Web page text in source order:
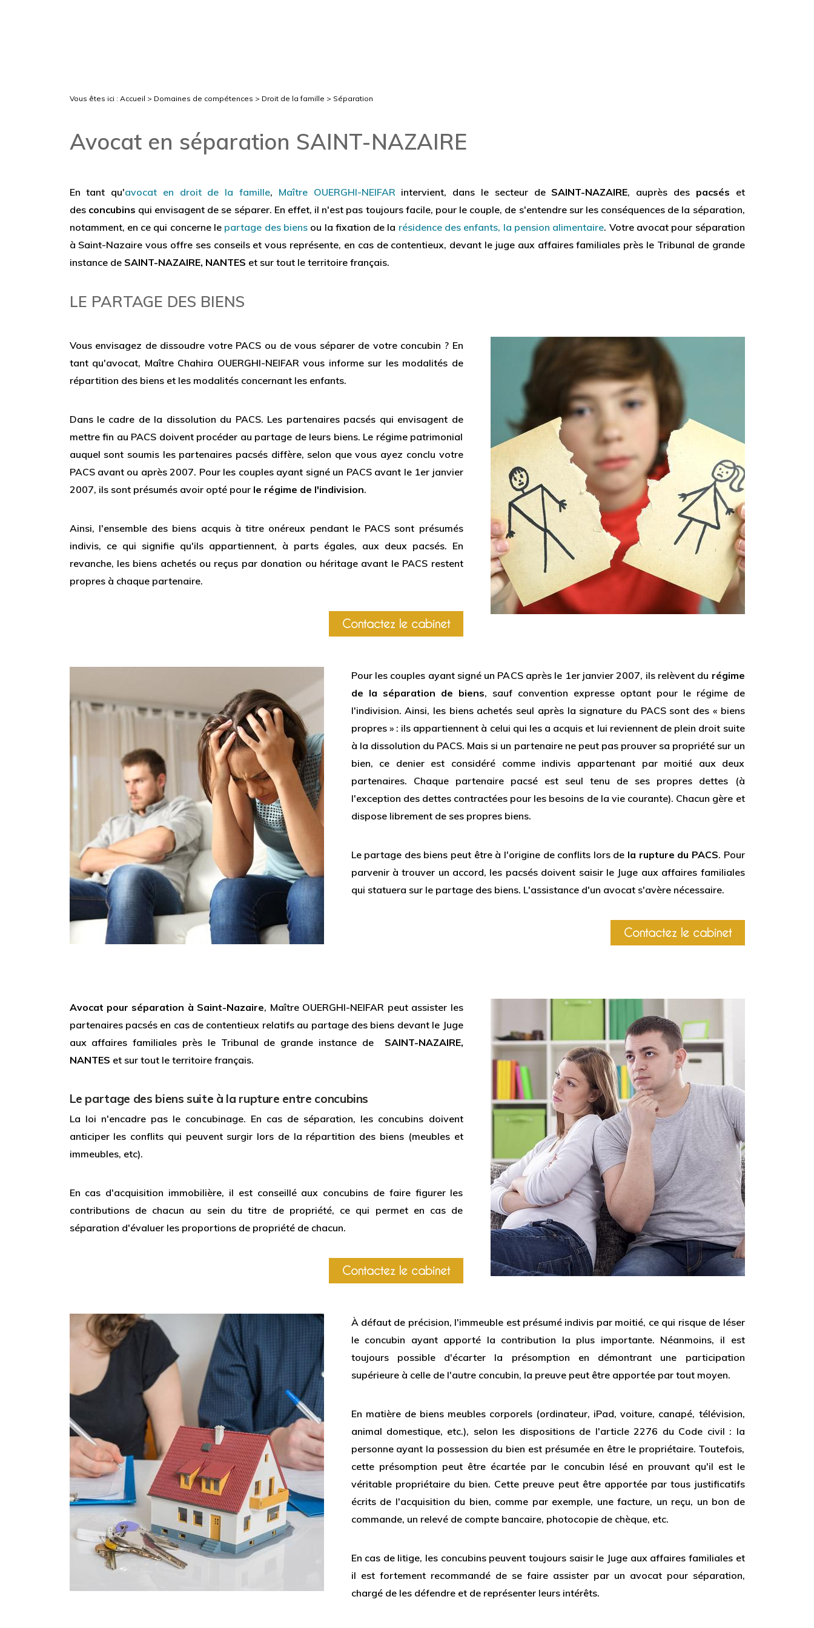
Vous êtes ici : Accueil > Domaines de compétences > Droit de la famille > Séparation
Avocat en séparation SAINT-NAZAIRE
En tant qu'avocat en droit de la famille, Maître OUERGHI-NEIFAR intervient, dans le secteur de SAINT-NAZAIRE, auprès des pacsés et
des concubins qui envisagent de se séparer. En effet, il n'est pas toujours facile, pour le couple, de s'entendre sur les conséquences de la séparation,
notamment, en ce qui concerne le partage des biensou la fixation de la résidence des enfants, la pension alimentaire. Votre avocat pour séparation
à Saint-Nazaire vous offre ses conseils et vous représente, en cas de contentieux, devant le juge aux affaires familiales près le Tribunal de grande
instance de SAINT-NAZAIRE, NANTES et sur tout le territoire français.
LE PARTAGE DES BIENS
Vous envisagez de dissoudre votre PACS ou de vous séparer de votre concubin ? En
tant qu'avocat, Maître Chahira OUERGHI-NEIFAR vous informe sur les modalités de
répartition des biens et les modalités concernant les enfants.
Dans le cadre de la dissolution du PACS. Les partenaires pacsés qui envisagent de
mettre fin au PACS doivent procéder au partage de leurs biens. Le régime patrimonial
auquel sont soumis les partenaires pacsés diffère, selon que vous ayez conclu votre
PACS avant ou après 2007. Pour les couples ayant signé un PACS avant le 1er janvier
2007, ils sont présumés avoir opté pour le régime de l'indivision.
Ainsi, l'ensemble des biens acquis à titre onéreux pendant le PACS sont présumés
indivis, ce qui signifie qu'ils appartiennent, à parts égales, aux deux pacsés. En
revanche, les biens achetés ou reçus par donation ou héritage avant le PACS restent
propres à chaque partenaire.
Contactez le cabinet
Pour les couples ayant signé un PACS après le 1er janvier 2007, ils relèvent du régime
de la séparation de biens, sauf convention expresse optant pour le régime de
l'indivision. Ainsi, les biens achetés seul après la signature du PACS sont des « biens
propres » : ils appartiennent à celui qui les a acquis et lui reviennent de plein droit suite
à la dissolution du PACS. Mais si un partenaire ne peut pas prouver sa propriété sur un
bien, ce denier est considéré comme indivis appartenant par moitié aux deux
partenaires. Chaque partenaire pacsé est seul tenu de ses propres dettes (à
l'exception des dettes contractées pour les besoins de la vie courante). Chacun gère et
dispose librement de ses propres biens.
Le partage des biens peut être à l'origine de conflits lors de la rupture du PACS. Pour
parvenir à trouver un accord, les pacsés doivent saisir le Juge aux affaires familiales
qui statuera sur le partage des biens. L'assistance d'un avocat s'avère nécessaire.
Contactez le cabinet
Avocat pour séparation à Saint-Nazaire, Maître OUERGHI-NEIFAR peut assister les
partenaires pacsés en cas de contentieux relatifs au partage des biens devant le Juge
aux affaires familiales près le Tribunal de grande instance de
SAINT-NAZAIRE,
NANTES et sur tout le territoire français.
Le partage des biens suite à la rupture entre concubins
La loi n'encadre pas le concubinage. En cas de séparation, les concubins doivent
anticiper les conflits qui peuvent surgir lors de la répartition des biens (meubles et
immeubles, etc).
En cas d'acquisition immobilière, il est conseillé aux concubins de faire figurer les
contributions de chacun au sein du titre de propriété, ce qui permet en cas de
séparation d'évaluer les proportions de propriété de chacun.
Contactez le cabinet
À défaut de précision, l'immeuble est présumé indivis par moitié, ce qui risque de léser
le concubin ayant apporté la contribution la plus importante. Néanmoins, il est
toujours possible d'écarter la présomption en démontrant une participation
supérieure à celle de l'autre concubin, la preuve peut être apportée par tout moyen.
En matière de biens meubles corporels (ordinateur, iPad, voiture, canapé, télévision,
animal domestique, etc.), selon les dispositions de l'article 2276 du Code civil : la
personne ayant la possession du bien est présumée en être le propriétaire. Toutefois,
cette présomption peut être écartée par le concubin lésé en prouvant qu'il est le
véritable propriétaire du bien. Cette preuve peut être apportée par tous justificatifs
écrits de l'acquisition du bien, comme par exemple, une facture, un reçu, un bon de
commande, un relevé de compte bancaire, photocopie de chèque, etc.
En cas de litige, les concubins peuvent toujours saisir le Juge aux affaires familiales et
il est fortement recommandé de se faire assister par un avocat pour séparation,
chargé de les défendre et de représenter leurs intérêts.